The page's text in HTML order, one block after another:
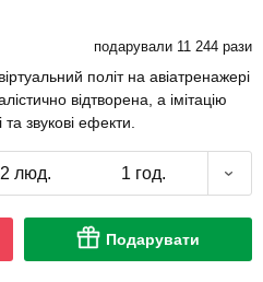
подарували 11 244 рази
політ на авіатренажері
відтворена, а імітацію
звукові ефекти.
люд. 1 год.
Подарувати